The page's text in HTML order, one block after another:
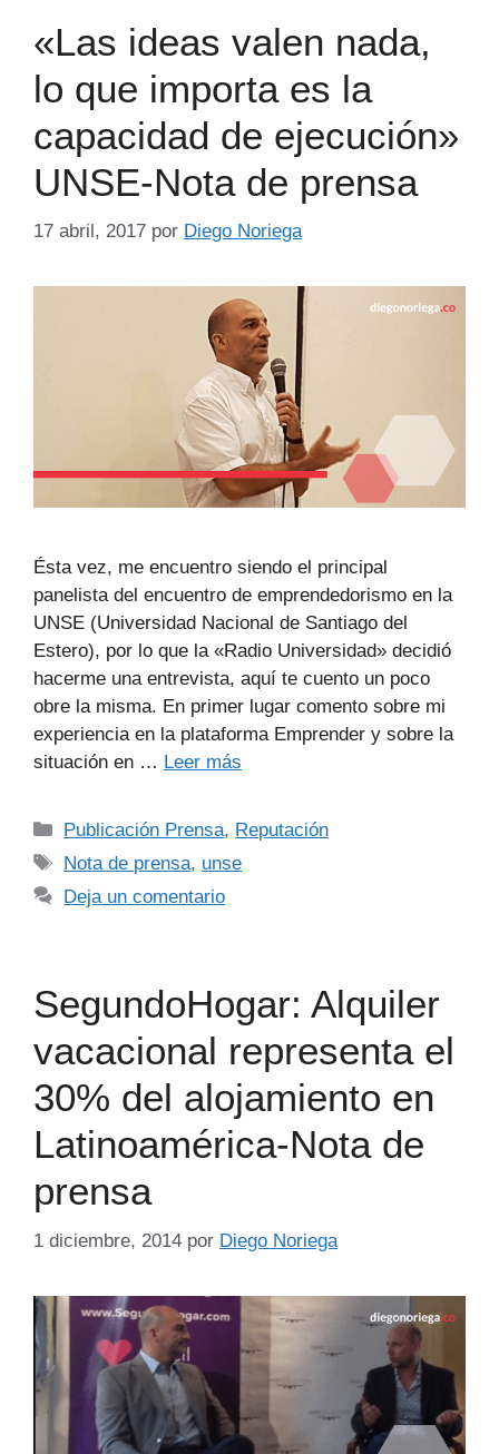
«Las ideas valen nada,
lo que importa es la
capacidad de ejecución»
UNSE-Nota de prensa
17 abril, 2017 por Diego Noriega
Ésta vez, me encuentro siendo el principal
panelista del encuentro de emprendedorismo en la
UNSE (Universidad Nacional de Santiago del
Estero), por lo que la «Radio Universidad» decidió
hacerme una entrevista, aquí te cuento un poco
obre la misma. En primer lugar comento sobre mi
experiencia en la plataforma Emprender y sobre la
situación en … Leer más
Publicación Prensa, Reputación
Nota de prensa, unse
Deja un comentario
SegundoHogar: Alquiler
vacacional representa el
30% del alojamiento en
Latinoamérica-Nota de
prensa
1 diciembre, 2014 por Diego Noriega